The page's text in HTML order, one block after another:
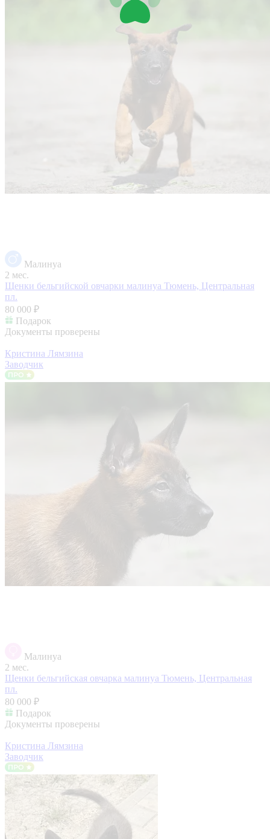
Малинуа
2 мес.
Щенки бельгийской овчарки малинуа Тюмень, Центральная
пл.
80 000 ₽
Подарок
Документы проверены
Кристина Лямзина
Заводчик
Малинуа
2 мес.
Щенки бельгийская овчарка малинуа Тюмень, Центральная
пл.
80 000 ₽
Подарок
Документы проверены
Кристина Лямзина
Заводчик